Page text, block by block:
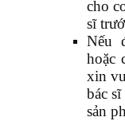
cho
sĩ
Nếu
hoặc
xin
bác
sản